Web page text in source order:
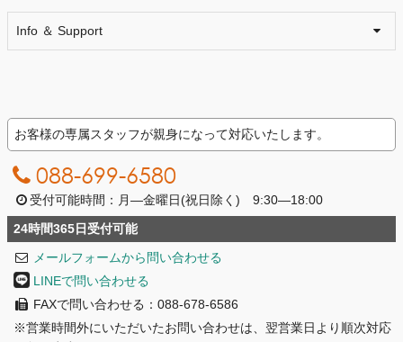
Info ＆ Support
お客様の専属スタッフが親身になって対応いたします。
088-699-6580
受付可能時間：月―金曜日(祝日除く) 9:30―18:00
24時間365日受付可能
メールフォームから問い合わせる
LINEで問い合わせる
FAXで問い合わせる：088-678-6586
※営業時間外にいただいたお問い合わせは、翌営業日より順次対応